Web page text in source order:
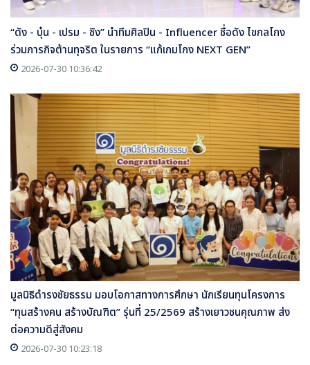
“ดัง - บุ๋น - เปรม - ซิง” นำทีมศิลปิน - Influencer ชื่อดัง ไขกลโกง
ร่วมภารกิจต้านทุจริต ในรายการ “แก้เกมโกง NEXT GEN”
2026-07-30 10:36:42
มูลนิธิดำรงชัยธรรม มอบโอกาสทางการศึกษา นักเรียนทุนโครงการ
“ทุนสร้างคน สร้างบัณฑิต” รุ่นที่ 25/2569 สร้างเยาวชนคุณภาพ ส่ง
ต่อความดีสู่สังคม
2026-07-30 10:23:18